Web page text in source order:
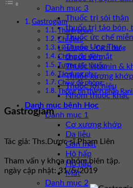
Danh mục 3
Thuốc trị sỏi thận
thuốc trị táo bón,
Thuốc ức chế
Thuốc Ung Thư
thuốc về mắt
Thuốc vitamin &
Thuốc xương khớp
Thuốc lợi niệu
Nhóm thuốc khác
Danh mục bệnh Học
Danh mục 1
Cơ xương khớp
Da liễu
Gan mật
Hô hấp
Hô hấp
Mắt
Danh mục 2
Gastrogiam
Thành phần:
Chỉ định:
Liều lượng – Cách dùng
Chống chỉ định:
Tương tác thuốc:
Tác dụng phụ:
Chú ý đề phòng:
Thông tin thành phần
Gastrogiam
Tác giả: Ths.Dược sĩ Phạm Liên
Tham vấn y khoa nhóm biên tập.
ngày cập nhật: 31/5/2019